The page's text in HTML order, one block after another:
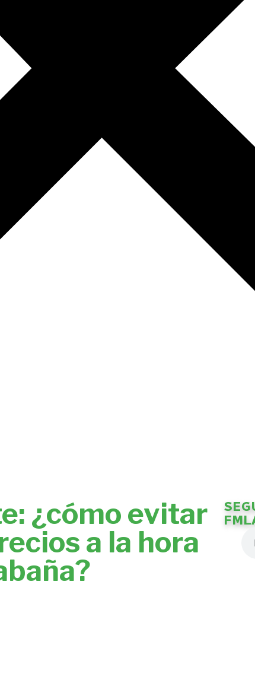
¿cómo evitar
a la hora